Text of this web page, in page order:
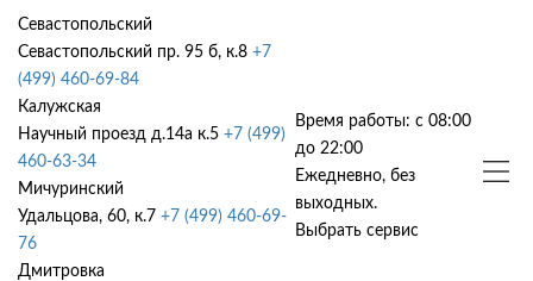
Севастопольский
Севастопольский пр. 95 б, к.8 +7
(499) 460-69-84
Калужская
Научный проезд д.14а к.5 +7 (499)
460-63-34
Мичуринский
Удальцова, 60, к.7 +7 (499) 460-69-
76
Дмитровка
Время работы: с 08:00
до 22:00
Ежедневно, без
выходных.
Выбрать сервис